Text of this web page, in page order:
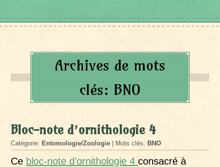
Archives de mots
clés:BNO
Bloc-note d’ornithologie 4
Catégorie: Entomologie/Zoologie | Mots clés: BNO
Ce bloc-note d’ornithologie 4consacré à